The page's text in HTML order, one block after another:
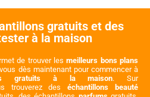
gratuits et des
à la maison
de trouver lesmeilleurs bons plans
dès maintenant pour commencer à
gratuits à la maison. Sur
trouverez deséchantillons beauté